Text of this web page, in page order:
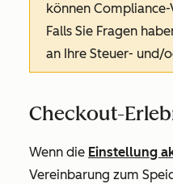
können
Falls Sie Fragen
an Ihre Steuer- und/
Checkout-
Wenn die Einstellung
Vereinbarung zum